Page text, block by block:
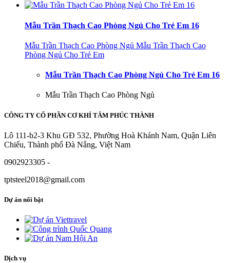
Mẫu Trần Thạch Cao Phòng Ngủ Cho Trẻ Em 16
Mẫu Trần Thạch Cao Phòng Ngủ Mẫu Trần Thạch Cao
Phòng Ngủ Cho Trẻ Em
Mẫu Trần Thạch Cao Phòng Ngủ Cho Trẻ Em 16
Mẫu Trần Thạch Cao Phòng Ngủ
CÔNG TY CỔ PHẦN CƠ KHÍ TÂM PHÚC THÀNH
Lô 111-b2-3 Khu GĐ 532, Phường Hoà Khánh Nam, Quận Liên
Chiểu, Thành phố Đà Nẵng, Việt Nam
0902923305 -
tptsteel2018@gmail.com
Dự án nổi bật
Dịch vụ